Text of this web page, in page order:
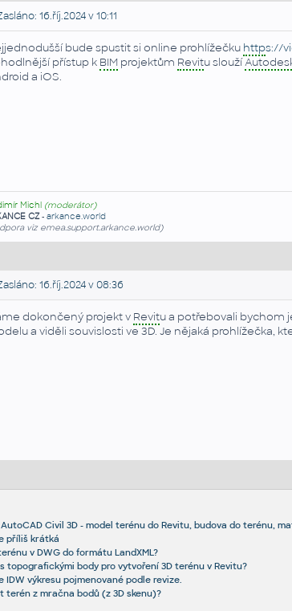
16.říj.2024 v 10:11
bude spustit si online prohlížečku https://
přístup k BIMprojektům Revitu slouží
a iOS.
Michl (moderátor)
CZ- arkance.world
viz emea.support.arkance.world)
16.říj.2024 v 08:36
dokončený projekt v Revitu a potřebovali bychom
a viděli souvislosti ve 3D. Je nějaká prohlížečka,
Civil 3D - model terénu do Revitu, budova do terénu,
příliš krátká
v DWG do formátu LandXML?
topografickými body pro vytvoření 3D terénu v Revitu?
IDW výkresu pojmenované podle revize.
terén z mračna bodů (z 3D skenu)?